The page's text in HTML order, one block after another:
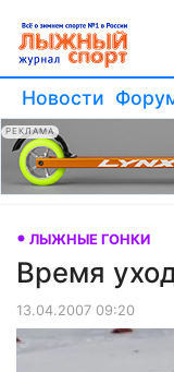
Новости
РЕКЛАМА
ЛЫЖНЫЕ ГОНКИ
Время
13.04.2007 09:20